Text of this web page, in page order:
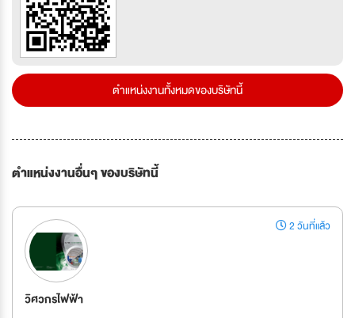
ตำแหน่งงานทั้งหมดของบริษัทนี้
ตำแหน่งงานอื่นๆ ของบริษัทนี้
2 วันที่แล้ว
วิศวกรไฟฟ้า